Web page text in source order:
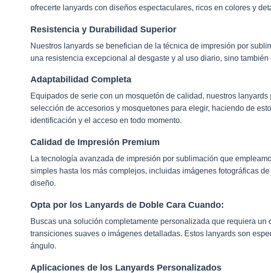
en
página
producto
ofrecerte lanyards con diseños espectaculares, ricos en colores y
Resistencia y Durabilidad Superior
Nuestros lanyards se benefician de la técnica de impresión por
una resistencia excepcional al desgaste y al uso diario, sino
Adaptabilidad Completa
Equipados de serie con un mosquetón de calidad, nuestros
selección de accesorios y mosquetones para elegir, haciendo de
identificación y el acceso en todo momento.
Calidad de Impresión Premium
La tecnología avanzada de impresión por sublimación que
simples hasta los más complejos, incluidas imágenes fotográficas
diseño.
Opta por los Lanyards de Doble Cara Cuando:
Buscas una solución completamente personalizada que requiera
transiciones suaves o imágenes detalladas. Estos lanyards son
ángulo.
Aplicaciones de los Lanyards Personalizados